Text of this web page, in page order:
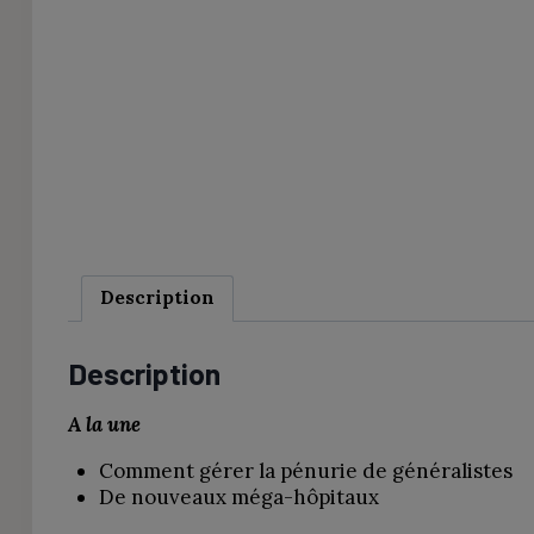
Description
Description
A la une
Comment gérer la pénurie de généralistes
De nouveaux méga-hôpitaux